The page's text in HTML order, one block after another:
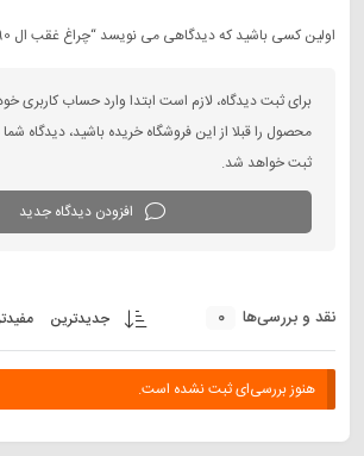
اولین کسی باشید که دیدگاهی می نویسد “چراغ غقب ال 90 اسپرت طرح نئون پهن”
برای ثبت دیدگاه، لازم است ابتدا وارد حساب کاربری
محصول را قبلا از این فروشگاه خریده باشید، دیدگاه
ثبت خواهد شد.
افزودن دیدگاه جدید
نقد و بررسی‌ها 0 جدیدترین
هنوز بررسی‌ای ثبت نشده است.